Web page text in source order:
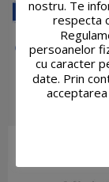
nostru. Te
respecta
persoanelor
cu caracter
date. Prin